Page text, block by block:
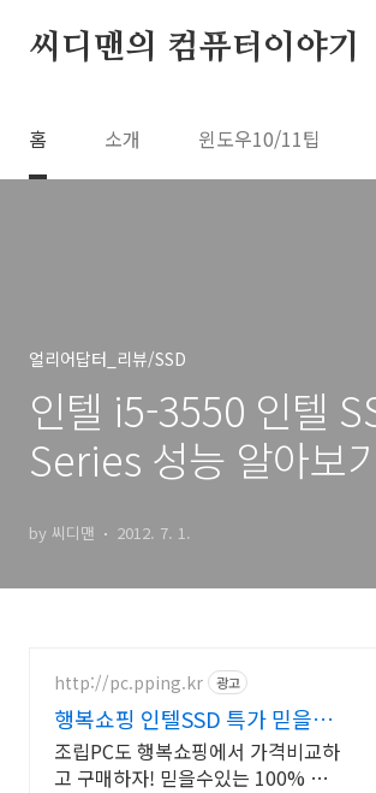
씨디맨의 컴퓨터이야기
홈 소개 윈도우10/11팁
얼리어답터_리뷰/SSD
인텔 i5-3550 인텔
Series 성능 알아보
by 씨디맨 2012. 7. 1.
http://pc.pping.kr 광고
행복쇼핑 인텔SSD 특가 믿을수
있는 100% 매매보호
조립PC도 행복쇼핑에서 가격비교하
고 구매하자! 믿을수있는 100% 매